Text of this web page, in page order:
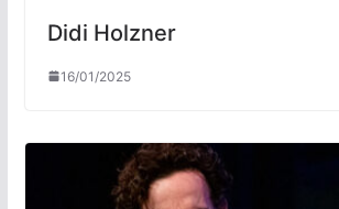
Didi Holzner
16/01/2025